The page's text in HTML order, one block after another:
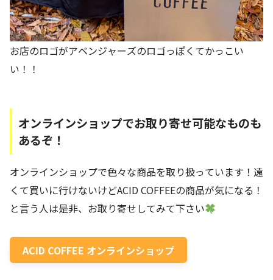
お店のロゴがアベンジャーズのロゴっぽくてかっこい
い！！
オンラインショップでお取り寄せ可能なものも
あるぞ！
オンラインショップで色々な商品を取り扱っています！遠
くて買いに行けないけどACID COFFEEの商品が気になる！
と言う人は是非、お取り寄せしてみて下さい
ACID COFFEE オンラインショップ